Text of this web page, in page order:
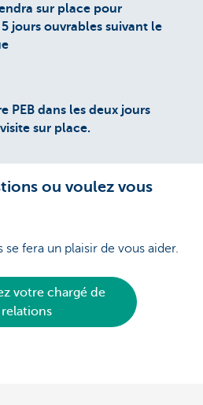
sur place pour
jours ouvrables suivant le
PEB dans les deux jours
sur place.
ou voulez vous
fera un plaisir de vous aider.
votre chargé de
relations